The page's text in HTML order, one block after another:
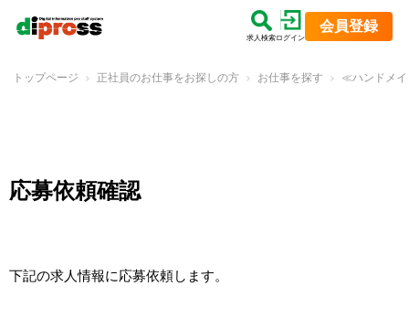
求人検索ログイン
会員登録
トップページ 正社員のお仕事をお探しの方 お仕事を探す ≪ハンドメイ
応募依頼確認
下記の求人情報に応募依頼します。